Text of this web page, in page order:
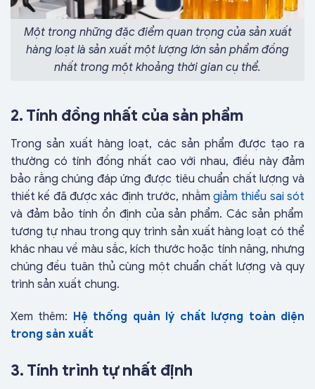
Một trong những đặc điểm quan trọng của sản xuất
hàng loạt là sản xuất một lượng lớn sản phẩm đồng
nhất trong một khoảng thời gian cụ thể.
2. Tính đồng nhất của sản phẩm
Trong sản xuất hàng loạt, các sản phẩm được tạo ra
thường có tính đồng nhất cao với nhau, điều này đảm
bảo rằng chúng đáp ứng được tiêu chuẩn chất lượng và
thiết kế đã được xác định trước, nhằm giảm thiểu sai sót
và đảm bảo tính ổn định của sản phẩm. Các sản phẩm
tương tự nhau trong quy trình sản xuất hàng loạt có thể
khác nhau về màu sắc, kích thước hoặc tính năng, nhưng
chúng đều tuân thủ cùng một chuẩn chất lượng và quy
trình sản xuất chung.
Xem thêm: Hệ thống quản lý chất lượng toàn diện
trong sản xuất
3. Tính trình tự nhất định